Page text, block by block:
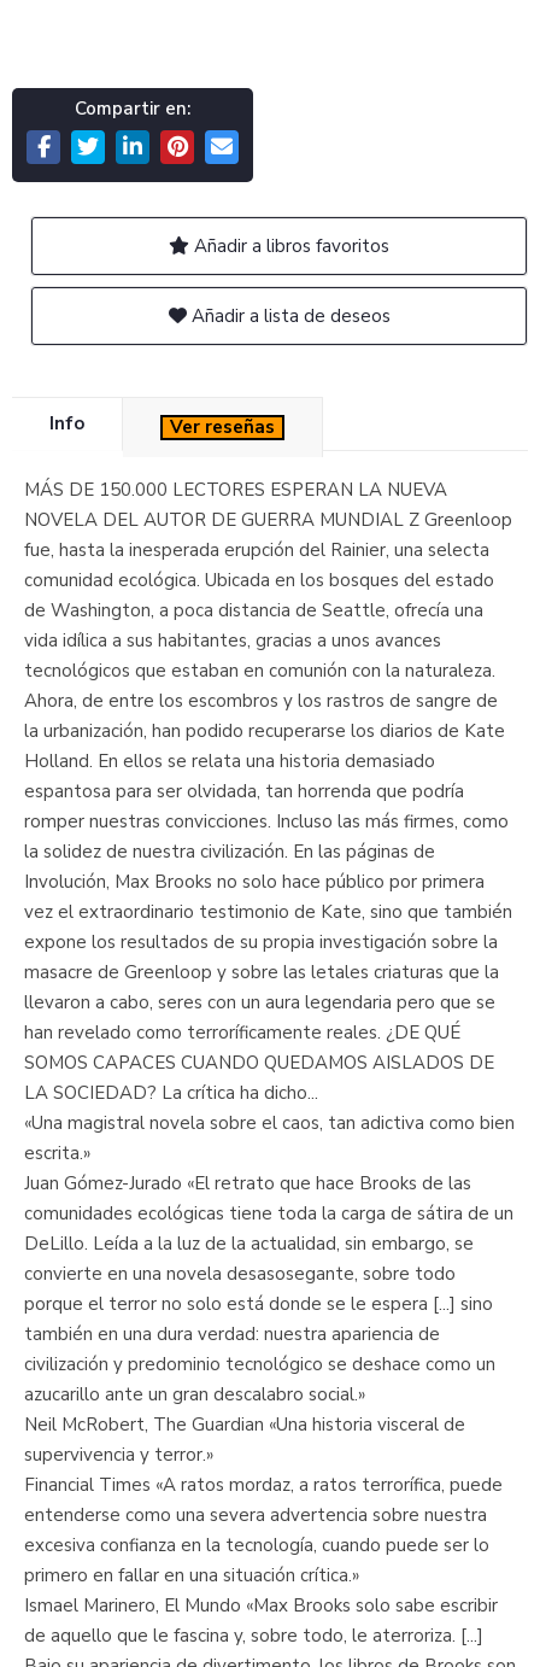
Compartir en:
Añadir a libros favoritos
Añadir a lista de deseos
Info Ver reseñas
MÁS DE 150.000 LECTORES ESPERAN LA NUEVA
NOVELA DEL AUTOR DE GUERRA MUNDIAL Z Greenloop
fue, hasta la inesperada erupción del Rainier, una selecta
comunidad ecológica. Ubicada en los bosques del estado
de Washington, a poca distancia de Seattle, ofrecía una
vida idílica a sus habitantes, gracias a unos avances
tecnológicos que estaban en comunión con la naturaleza.
Ahora, de entre los escombros y los rastros de sangre de
la urbanización, han podido recuperarse los diarios de Kate
Holland. En ellos se relata una historia demasiado
espantosa para ser olvidada, tan horrenda que podría
romper nuestras convicciones. Incluso las más firmes, como
la solidez de nuestra civilización. En las páginas de
Involución, Max Brooks no solo hace público por primera
vez el extraordinario testimonio de Kate, sino que también
expone los resultados de su propia investigación sobre la
masacre de Greenloop y sobre las letales criaturas que la
llevaron a cabo, seres con un aura legendaria pero que se
han revelado como terroríficamente reales. ¿DE QUÉ
SOMOS CAPACES CUANDO QUEDAMOS AISLADOS DE
LA SOCIEDAD? La crítica ha dicho...
«Una magistral novela sobre el caos, tan adictiva como bien
escrita.»
Juan Gómez-Jurado «El retrato que hace Brooks de las
comunidades ecológicas tiene toda la carga de sátira de un
DeLillo. Leída a la luz de la actualidad, sin embargo, se
convierte en una novela desasosegante, sobre todo
porque el terror no solo está donde se le espera [...] sino
también en una dura verdad: nuestra apariencia de
civilización y predominio tecnológico se deshace como un
azucarillo ante un gran descalabro social.»
Neil McRobert, The Guardian «Una historia visceral de
supervivencia y terror.»
Financial Times «A ratos mordaz, a ratos terrorífica, puede
entenderse como una severa advertencia sobre nuestra
excesiva confianza en la tecnología, cuando puede ser lo
primero en fallar en una situación crítica.»
Ismael Marinero, El Mundo «Max Brooks solo sabe escribir
de aquello que le fascina y, sobre todo, le aterroriza. [...]